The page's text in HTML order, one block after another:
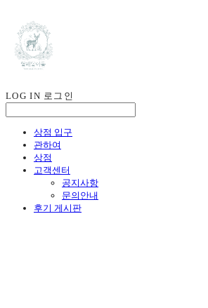
LOG IN 로그인
상점 입구
관하여
상점
고객센터
공지사항
문의안내
후기 게시판